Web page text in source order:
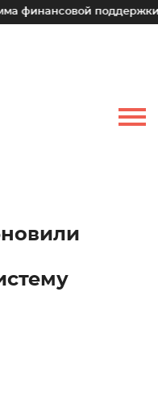
поддержки для